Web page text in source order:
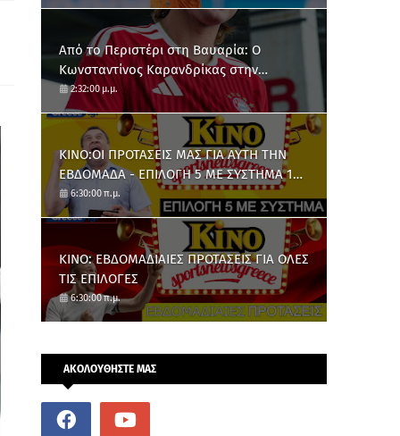
Από το Περιστέρι στη Βαυαρία: O
Κωνσταντίνος Καρανδρίκας στην
Μπάγερν Μονάχου
2:32:00 μ.μ.
ΚΙΝΟ:ΟΙ ΠΡΟΤΑΣΕΙΣ ΜΑΣ ΓΙΑ ΑΥΤΗ ΤΗΝ
ΕΒΔΟΜΑΔΑ - ΕΠΙΛΟΓΗ 5 ΜΕ ΣΥΣΤΗΜΑ 10
ΑΡΙΘΜΩΝ
6:30:00 π.μ.
ΚΙΝΟ: ΕΒΔΟΜΑΔΙΑΙΕΣ ΠΡΟΤΑΣΕΙΣ ΓΙΑ ΟΛΕΣ
ΤΙΣ ΕΠΙΛΟΓΕΣ
6:30:00 π.μ.
ΑΚΟΛΟΥΘΗΣΤΕ ΜΑΣ